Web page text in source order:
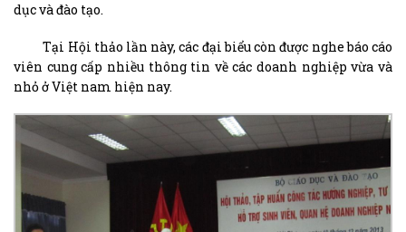
dục và đào tạo.
Tại Hội thảo lần này, các đại biểu còn được nghe báo cáo
viên cung cấp nhiều thông tin về các doanh nghiệp vừa và
nhỏ ở Việt nam hiện nay.